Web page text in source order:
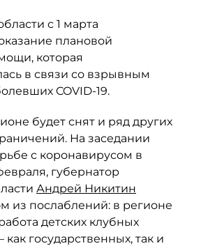
с 1 марта
плановой
которая
в связи со взрывным
COVID-19.
будет снят и ряд других
На заседании
с коронавирусом в
губернатор
Андрей Никитин
из послаблений: в регионе
детских клубных
государственных, так и